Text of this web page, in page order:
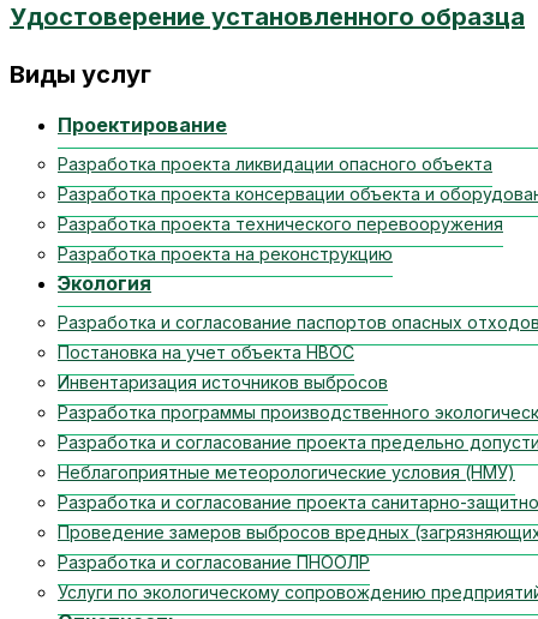
Удостоверение установленного образца
Виды услуг
Проектирование
Разработка проекта ликвидации опасного объекта
Разработка проекта консервации объекта и
Разработка проекта технического перевооружения
Разработка проекта на реконструкцию
Экология
Разработка и согласование паспортов опасных
Постановка на учет объекта НВОС
Инвентаризация источников выбросов
Разработка программы производственного
Разработка и согласование проекта предельно
Неблагоприятные метеорологические условия (НМУ)
Разработка и согласование проекта санитарно-
Проведение замеров выбросов вредных
Разработка и согласование ПНООЛР
Услуги по экологическому сопровождению